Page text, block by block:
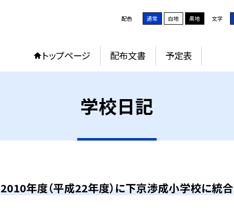
配色 通常 白地 黒地 文字
トップページ 配布文書 予定表
学校日記
2010年度（平成22年度）に下京渉成小学校に統合